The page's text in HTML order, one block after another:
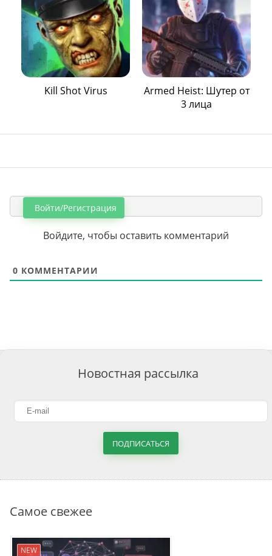
Kill Shot Virus
Armed Heist: Шутер от
3 лица
Войти/Регистрация
Войдите, чтобы оставить комментарий
0 КОММЕНТАРИИ
Новостная рассылка
ПОДПИСАТЬСЯ
Самое свежее
NEW